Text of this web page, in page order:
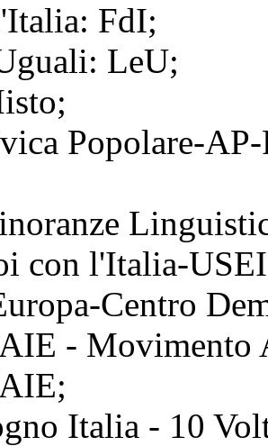
FdI;
LeU;
Popolare-
con l'Italia-
Centro
- Movimento
Italia - 10